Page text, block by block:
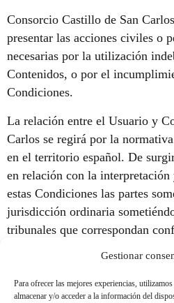
Gestionar
Para ofrecer las mejores experiencias,
almacenar y/o acceder a la información del
Consorcio Castillo de San
presentar las acciones civiles o
necesarias por la utilización
Contenidos, o por el
Condiciones.
La relación entre el Usuario y
Carlos se regirá por la
en el territorio español. De
en relación con la
estas Condiciones las partes
jurisdicción ordinaria
tribunales que correspondan
Este documento de Aviso
deplantilla de aviso legal y